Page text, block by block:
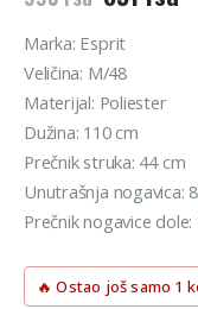
cena
je
bila:
990 rsd.
Marka: Esprit
Veličina: M/48
Materijal: Poliester
Dužina: 110 cm
Prečnik struka: 44 cm
Unutrašnja nogavica:
Prečnik nogavice
🔥 Ostao još samo 1